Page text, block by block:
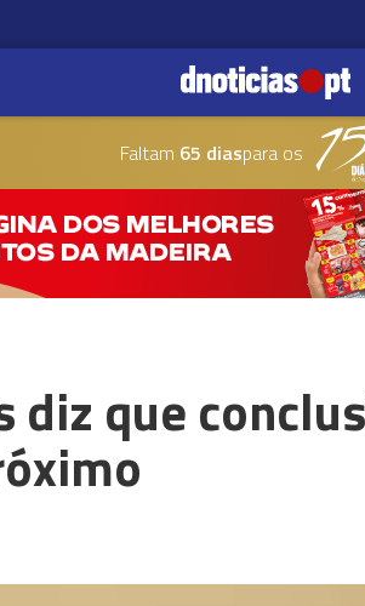
Faltam 65 diaspara os
diz que